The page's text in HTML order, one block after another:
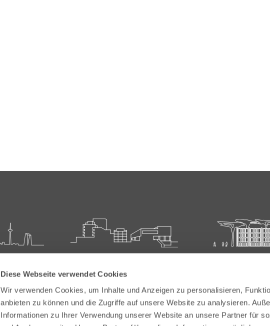
Diese Webseite verwendet Cookies
Wir verwenden Cookies, um Inhalte und Anzeigen zu personalisieren,
anbieten zu können und die Zugriffe auf unsere Website zu analysieren.
Informationen zu Ihrer Verwendung unserer Website an unsere Partner für
Carl-Oelemann-Weg 5
Carl-Oelemann-